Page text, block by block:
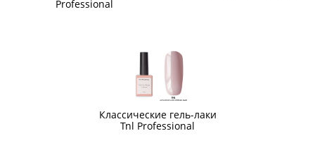
Professional
Классические гель-лаки
Tnl Professional